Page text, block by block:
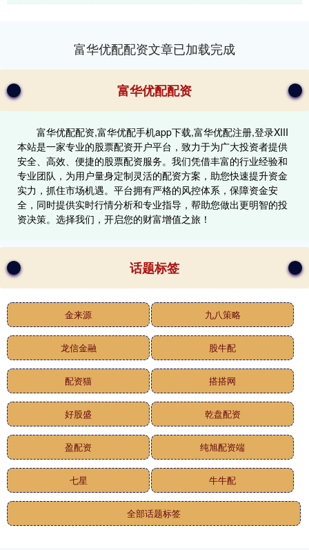
富华优配配资文章已加载完成
富华优配配资
富华优配配资,富华优配手机app下载,富华优配注册,登录XIII‌
本站是一家专业的股票配资开户平台，致力于为广大投资者提供
安全、高效、便捷的股票配资服务。我们凭借丰富的行业经验和
专业团队，为用户量身定制灵活的配资方案，助您快速提升资金
实力，抓住市场机遇。平台拥有严格的风控体系，保障资金安
全，同时提供实时行情分析和专业指导，帮助您做出更明智的投
资决策。选择我们，开启您的财富增值之旅！
话题标签
金来源 九八策略
龙信金融 股牛配
配资猫 搭搭网
好股盛 乾盘配资
盈配资 纯旭配资端
七星 牛牛配
全部话题标签